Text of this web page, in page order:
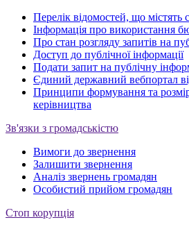
Перелік відомостей, що
Інформація про використання
Про стан розгляду запитів на
Доступ до публічної інформації
Подати запит на публічну
Єдиний державний вебпортал
Принципи формування та
керівництва
Зв'язки з громадськістю
Вимоги до звернення
Залишити звернення
Аналіз звернень громадян
Особистий прийом громадян
Стоп корупція